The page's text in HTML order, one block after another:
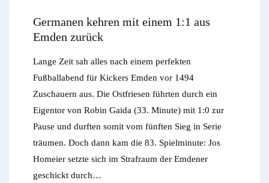
Germanen kehren mit einem 1:1 aus
Emden zurück
Lange Zeit sah alles nach einem perfekten
Fußballabend für Kickers Emden vor 1494
Zuschauern aus. Die Ostfriesen führten durch ein
Eigentor von Robin Gaida (33. Minute) mit 1:0 zur
Pause und durften somit vom fünften Sieg in Serie
träumen. Doch dann kam die 83. Spielminute: Jos
Homeier setzte sich im Strafraum der Emdener
geschickt durch…